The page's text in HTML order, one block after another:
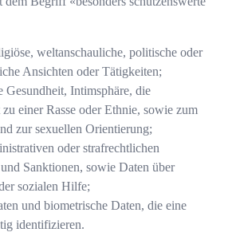
weltanschauliche, politische oder
Ansichten oder Tätigkeiten;
Gesundheit, Intimsphäre, die
einer Rasse oder Ethnie, sowie zum
zur sexuellen Orientierung;
oder strafrechtlichen
Sanktionen, sowie Daten über
sozialen Hilfe;
und biometrische Daten, die eine
identifizieren.